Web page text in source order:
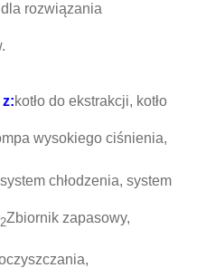
rozwiązania
z:kotło do ekstrakcji, kotło
wysokiego ciśnienia,
chłodzenia, system
2Zbiornik zapasowy,